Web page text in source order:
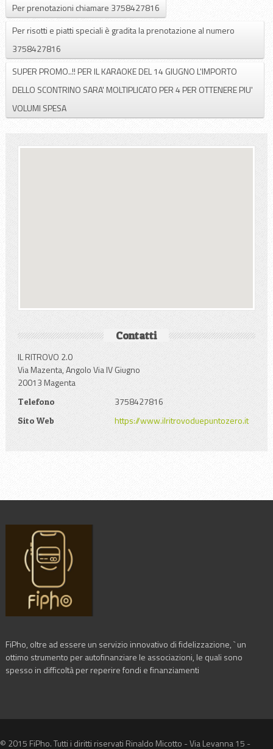
Per prenotazioni chiamare 3758427816
Per risotti e piatti speciali è gradita la prenotazione al numero
3758427816
SUPER PROMO..!! PER IL KARAOKE DEL 14 GIUGNO L'IMPORTO
DELLO SCONTRINO SARA' MOLTIPLICATO PER 4 PER OTTENERE PIU'
VOLUMI SPESA
Contatti
IL RITROVO 2.0
Via Mazenta, Angolo Via IV Giugno
20013 Magenta
Telefono 3758427816
Sito Web https://www.ilritrovoduepuntozero.it
FiPho, oltre ad essere un servizio innovativo di fidelizzazione, ` un
ottimo strumento per autofinanziare le associazioni, le quali sono
spesso in difficoltà per reperire fondi e finanziamenti
© 2015 FiPho. Tutti i diritti riservati Rinaldo Micotto - Via Levanna 15 -